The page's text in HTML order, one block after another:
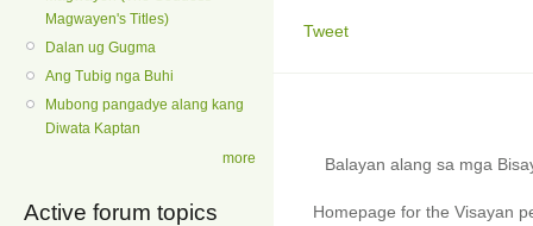
Magwayen's Titles)
Dalan ug Gugma
Ang Tubig nga Buhi
Mubong pangadye alang kang
Diwata Kaptan
more
Active forum topics
Tweet
Balayan alang sa mga
Homepage for the Visayan